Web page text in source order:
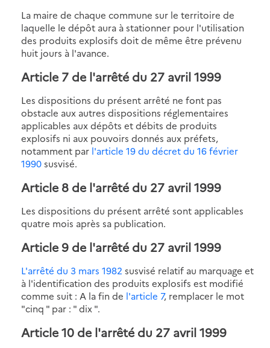
La maire de chaque commune sur le territoire de
laquelle le dépôt aura à stationner pour l'utilisation
des produits explosifs doit de même être prévenu
huit jours à l'avance.
Article 7 de l'arrêté du 27 avril 1999
Les dispositions du présent arrêté ne font pas
obstacle aux autres dispositions réglementaires
applicables aux dépôts et débits de produits
explosifs ni aux pouvoirs donnés aux préfets,
notamment par l'article 19 du décret du 16 février
1990susvisé.
Article 8 de l'arrêté du 27 avril 1999
Les dispositions du présent arrêté sont applicables
quatre mois après sa publication.
Article 9 de l'arrêté du 27 avril 1999
L'arrêté du 3 mars 1982 susvisé relatif au marquage et
à l'identification des produits explosifs est modifié
comme suit : A la fin de l'article 7, remplacer le mot
"cinq " par : " dix ".
Article 10 de l'arrêté du 27 avril 1999